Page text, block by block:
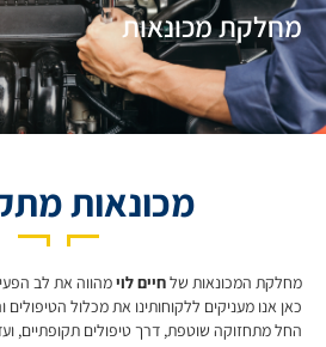
מחלקת מכונאות
מכונאות
מחלקת המכונאות שלחיים לוימהווה את לב
כאן אנו מעניקים ללקוחותינו את מכלול
החל מתחזוקה שוטפת, דרך טיפולים תקופתיים,